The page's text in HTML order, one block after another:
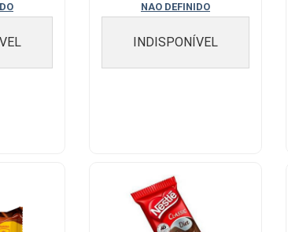
NAO DEFINIDO
INDISPONÍVEL